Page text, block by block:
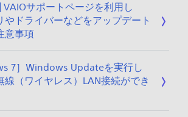
VAIOサポートページを利用し
やドライバーなどをアップデート
意事項
7］Windows Updateを実行し
線（ワイヤレス）LAN接続ができ